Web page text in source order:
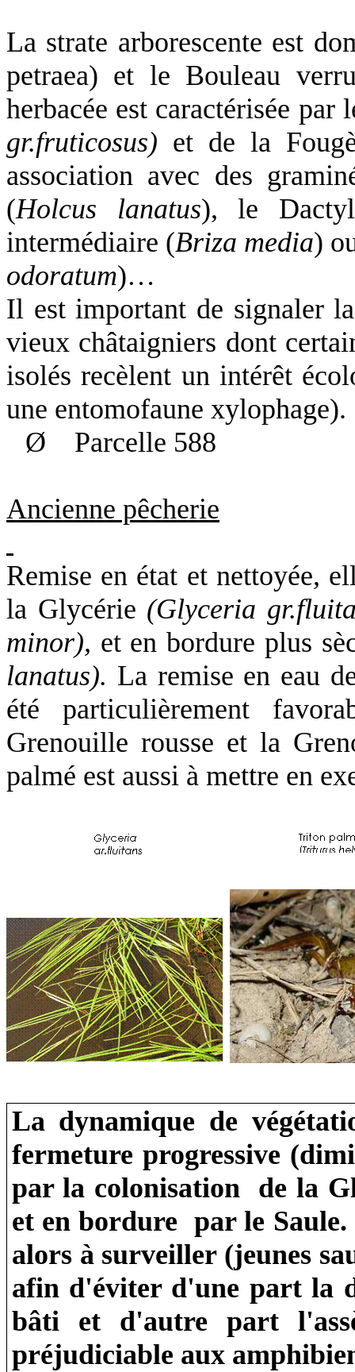
La strate arborescente est
petraea) et le Bouleau
herbacée est caractérisée
gr.fruticosus) et de la
association avec des
(Holcus lanatus), le
intermédiaire (Briza media)
odoratum)…
Il est important de signaler
vieux châtaigniers dont
isolés recèlent un intérêt
une entomofaune xylophage).
Ø
Parcelle 588
Ancienne pêcherie
Remise en état et nettoyée,
la Glycérie (Glyceria
minor), et en bordure plus
lanatus). La remise en eau
été particulièrement
Grenouille rousse etla
palmé est aussi à mettre en
La dynamique de
fermeture progressive
par la colonisation dela
et en bordure par le Saule.
alors à surveiller (jeunes
afin d'éviter d'une part la
bâti et d'autre part
préjudiciable aux